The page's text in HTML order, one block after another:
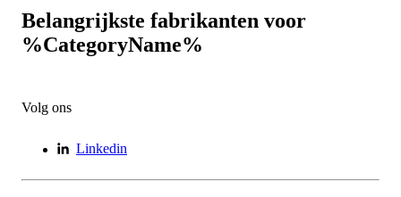
Belangrijkste fabrikanten voor
%CategoryName%
Volg ons
Linkedin